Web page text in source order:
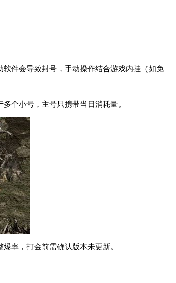
件会导致封号，手动操作结合游戏内挂（如免
个小号，主号只携带当日消耗量。
率，打金前需确认版本未更新。